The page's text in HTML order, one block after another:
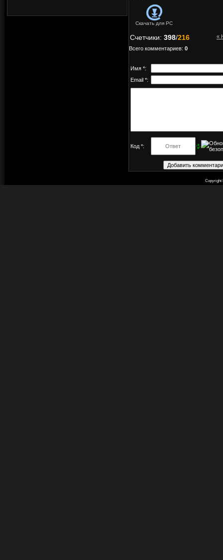
Скачать для PC
«
Счетчики: 398/216
Всего комментариев: 0
Имя *:
Email *:
Код *:
Copyright